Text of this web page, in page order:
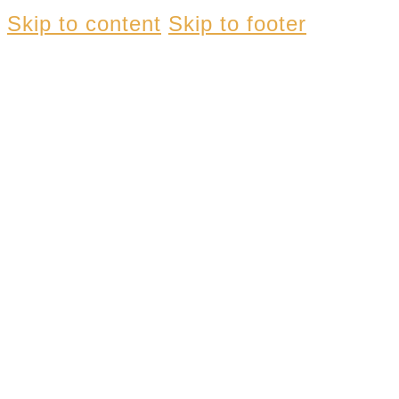
Skip to content Skip to footer